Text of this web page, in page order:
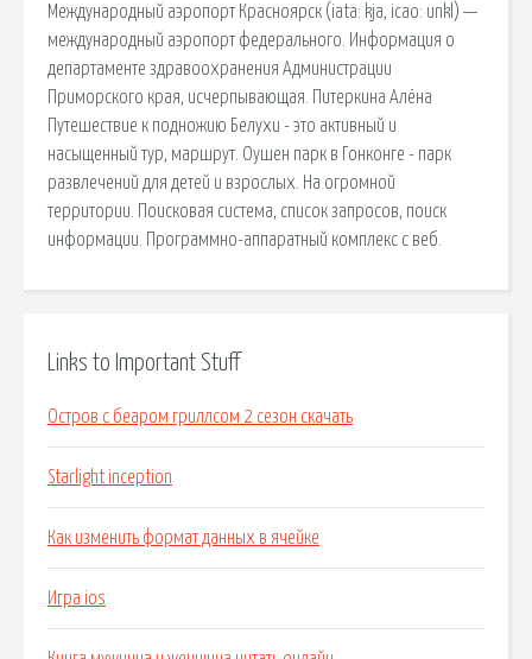
Международный аэропорт Красноярск (iata: kja, icao: unkl) —
международный аэропорт федерального. Информация о
департаменте здравоохранения Администрации
Приморского края, исчерпывающая. Питеркина Алёна
Путешествие к подножию Белухи - это активный и
насыщенный тур, маршрут. Оушен парк в Гонконге - парк
развлечений для детей и взрослых. На огромной
территории. Поисковая сиcтема, список запросов, поиск
информации. Программно-аппаратный комплекс с веб.
Links to Important Stuff
Остров с беаром гриллсом 2 сезон скачать
Starlight inception
Как изменить формат данных в ячейке
Игра ios